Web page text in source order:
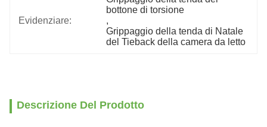
Evidenziare:
bottone di torsione
,
Grippaggio della tenda di Natale
del Tieback della camera da letto
Descrizione Del Prodotto